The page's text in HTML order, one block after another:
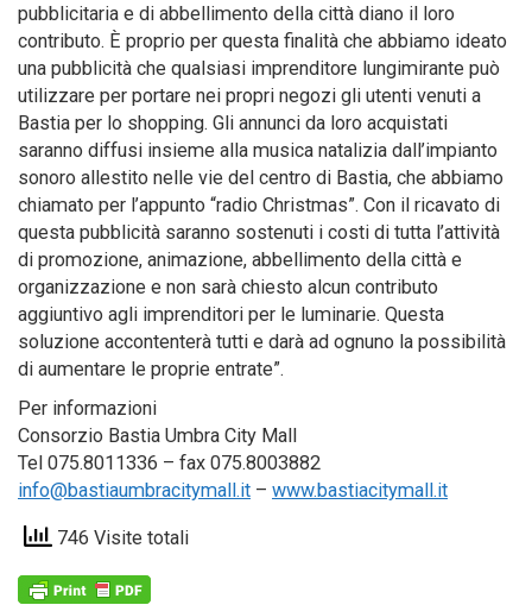
pubblicitaria e di abbellimento della città diano il loro
contributo. È proprio per questa finalità che abbiamo ideato
una pubblicità che qualsiasi imprenditore lungimirante può
utilizzare per portare nei propri negozi gli utenti venuti a
Bastia per lo shopping. Gli annunci da loro acquistati
saranno diffusi insieme alla musica natalizia dall’impianto
sonoro allestito nelle vie del centro di Bastia, che abbiamo
chiamato per l’appunto “radio Christmas”. Con il ricavato di
questa pubblicità saranno sostenuti i costi di tutta l’attività
di promozione, animazione, abbellimento della città e
organizzazione e non sarà chiesto alcun contributo
aggiuntivo agli imprenditori per le luminarie. Questa
soluzione accontenterà tutti e darà ad ognuno la possibilità
di aumentare le proprie entrate”.
Per informazioni
Consorzio Bastia Umbra City Mall
Tel 075.8011336 – fax 075.8003882
info@bastiaumbracitymall.it – www.bastiacitymall.it
746 Visite totali